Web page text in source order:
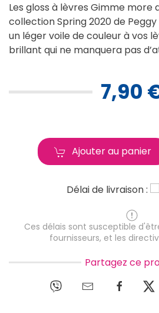
Les gloss à lèvres Gimme more
collection Spring 2020 de
un léger voile de couleur à vos
brillant qui ne manquera pas
7,90
Ajouter au panier
Délai de livraison :
Ces délais sont susceptible
fournisseurs, et les
Partagez ce